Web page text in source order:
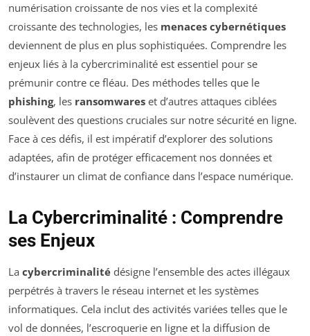
numérisation croissante de nos vies et la complexité
croissante des technologies, les menaces cybernétiques
deviennent de plus en plus sophistiquées. Comprendre les
enjeux liés à la cybercriminalité est essentiel pour se
prémunir contre ce fléau. Des méthodes telles que le
phishing, les ransomwares et d’autres attaques ciblées
soulèvent des questions cruciales sur notre sécurité en ligne.
Face à ces défis, il est impératif d’explorer des solutions
adaptées, afin de protéger efficacement nos données et
d’instaurer un climat de confiance dans l’espace numérique.
La Cybercriminalité : Comprendre
ses Enjeux
La cybercriminalité désigne l’ensemble des actes illégaux
perpétrés à travers le réseau internet et les systèmes
informatiques. Cela inclut des activités variées telles que le
vol de données, l’escroquerie en ligne et la diffusion de